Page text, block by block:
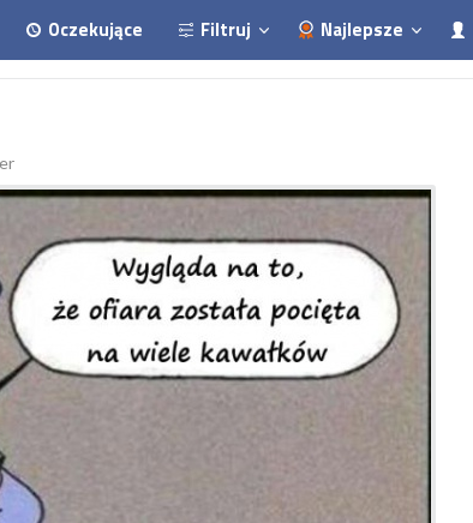
Oczekujące Filtruj Najlepsze